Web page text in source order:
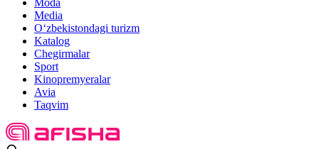
Moda
Media
O‘zbekistondagi turizm
Katalog
Chegirmalar
Sport
Kinopremyeralar
Avia
Taqvim